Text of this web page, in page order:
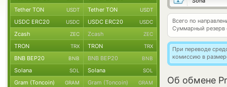
Всего по
Суммарный резерв
При переводе
комиссию в
Об обмене
Tether TON USDT Tether TON USDT
USDC ERC20 USDC USDC ERC20 USDC
Zcash ZEC Zcash ZEC
TRON TRX TRON TRX
BNB BEP20 BNB BNB BEP20 BNB
Solana SOL Solana SOL
Gram (Toncoin) GRAM Gram (Toncoin) GRAM